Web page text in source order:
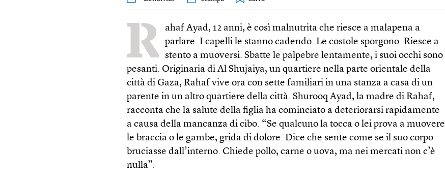
R
ahaf Ayad, 12 anni, è così malnutrita che riesce a malapena a
parlare. I capelli le stanno cadendo. Le costole sporgono. Riesce a
stento a muoversi. Sbatte le palpebre lentamente, i suoi occhi sono
pesanti. Originaria di Al Shujaiya, un quartiere nella parte orientale della
città di Gaza, Rahaf vive ora con sette familiari in una stanza a casa di un
parente in un altro quartiere della città. Shurooq Ayad, la madre di Rahaf,
racconta che la salute della figlia ha cominciato a deteriorarsi rapidamente
a causa della mancanza di cibo. “Se qualcuno la tocca o lei prova a muovere
le braccia o le gambe, grida di dolore. Dice che sente come se il suo corpo
bruciasse dall’interno. Chiede pollo, carne o uova, ma nei mercati non c’è
nulla”.